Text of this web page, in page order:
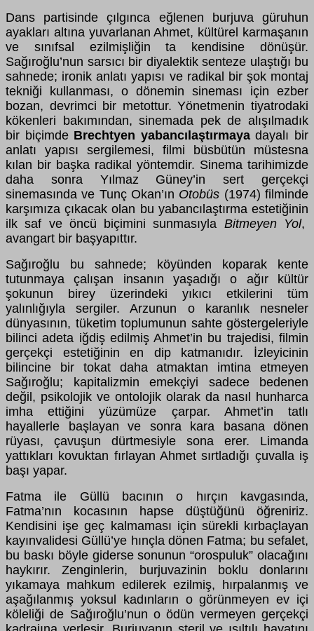
Dans partisinde çılgınca eğlenen burjuva güruhun
ayakları altına yuvarlanan Ahmet, kültürel karmaşanın
ve sınıfsal ezilmişliğin ta kendisine dönüşür.
Sağıroğlu’nun sarsıcı bir diyalektik senteze ulaştığı bu
sahnede; ironik anlatı yapısı ve radikal bir şok montaj
tekniği kullanması, o dönemin sineması için ezber
bozan, devrimci bir metottur. Yönetmenin tiyatrodaki
kökenleri bakımından, sinemada pek de alışılmadık
bir biçimde Brechtyen yabancılaştırmayadayalı bir
anlatı yapısı sergilemesi, filmi büsbütün müstesna
kılan bir başka radikal yöntemdir. Sinema tarihimizde
daha sonra Yılmaz Güney’in sert gerçekçi
sinemasında ve Tunç Okan’ın Otobüs (1974) filminde
karşımıza çıkacak olan bu yabancılaştırma estetiğinin
ilk saf ve öncü biçimini sunmasıyla Bitmeyen Yol,
avangart bir başyapıttır.
Sağıroğlu bu sahnede; köyünden koparak kente
tutunmaya çalışan insanın yaşadığı o ağır kültür
şokunun birey üzerindeki yıkıcı etkilerini tüm
yalınlığıyla sergiler. Arzunun o karanlık nesneler
dünyasının, tüketim toplumunun sahte göstergeleriyle
bilinci adeta iğdiş edilmiş Ahmet’in bu trajedisi, filmin
gerçekçi estetiğinin en dip katmanıdır. İzleyicinin
bilincine bir tokat daha atmaktan imtina etmeyen
Sağıroğlu; kapitalizmin emekçiyi sadece bedenen
değil, psikolojik ve ontolojik olarak da nasıl hunharca
imha ettiğini yüzümüze çarpar. Ahmet’in tatlı
hayallerle başlayan ve sonra kara basana dönen
rüyası, çavuşun dürtmesiyle sona erer. Limanda
yattıkları kovuktan fırlayan Ahmet sırtladığı çuvalla iş
başı yapar.
Fatma ile Güllü bacının o hırçın kavgasında,
Fatma’nın kocasının hapse düştüğünü öğreniriz.
Kendisini işe geç kalmaması için sürekli kırbaçlayan
kayınvalidesi Güllü’ye hınçla dönen Fatma; bu sefalet,
bu baskı böyle giderse sonunun “orospuluk” olacağını
haykırır. Zenginlerin, burjuvazinin boklu donlarını
yıkamaya mahkum edilerek ezilmiş, hırpalanmış ve
aşağılanmış yoksul kadınların o görünmeyen ev içi
köleliği de Sağıroğlu’nun o ödün vermeyen gerçekçi